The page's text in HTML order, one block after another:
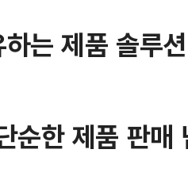
는 제품 솔루
순한 제품 판매